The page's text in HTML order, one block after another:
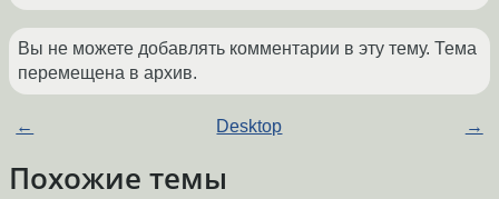
Вы не можете добавлять комментарии в эту тему. Тема
перемещена в архив.
← Desktop →
Похожие темы